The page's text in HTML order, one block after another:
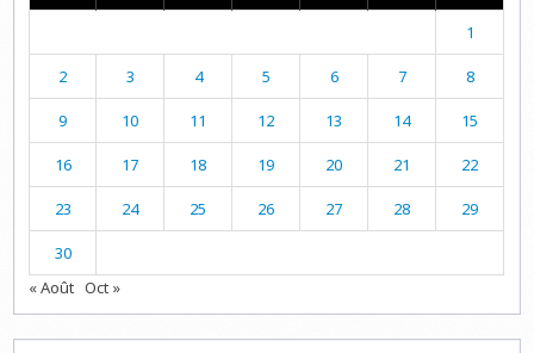
1
2 3 4 5 6 7 8
9 10 11 12 13 14 15
16 17 18 19 20 21 22
23 24 25 26 27 28 29
30
« Août Oct »